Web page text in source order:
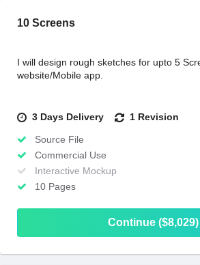
10 Screens
I will design rough sketches for upto 5
website/Mobile app.
3 Days Delivery 1 Revision
Source File
Commercial Use
Interactive Mockup
10 Pages
Continue ($8,029)